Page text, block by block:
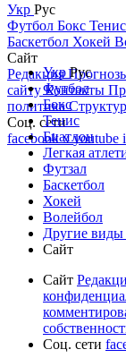
Укр Рус
Футбол Бокс Тенис
Баскетбол Хокей
Сайт
Редакция
сайтуКонтакты
политика
Соц. сети
facebookxyoutube
УкрРус
Футбол
Бокс
Тенис
Биатлон
Легкая
Футзал
Баскетбол
Хокей
Волейбол
Другие виды
Сайт
Сайт
Соц. сети